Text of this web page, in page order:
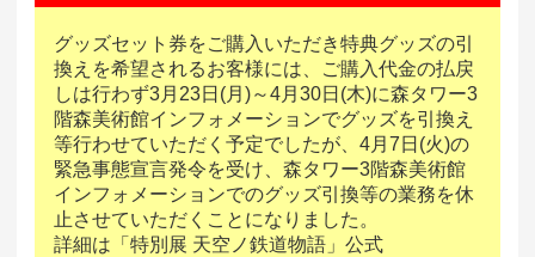
グッズセット券をご購入いただき特典グッズの引
換えを希望されるお客様には、ご購入代金の払戻
しは行わず3月23日(月)～4月30日(木)に森タワー3
階森美術館インフォメーションでグッズを引換え
等行わせていただく予定でしたが、4月7日(火)の
緊急事態宣言発令を受け、森タワー3階森美術館
インフォメーションでのグッズ引換等の業務を休
止させていただくことになりました。
詳細は「特別展 天空ノ鉄道物語」公式